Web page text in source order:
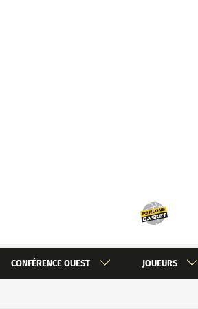
CONFÉRENCE OUEST JOUEURS